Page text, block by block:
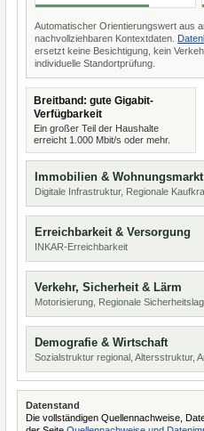
Automatischer Orientierungswert aus
nachvollziehbaren Kontextdaten.
ersetzt keine Besichtigung, kein
individuelle Standortprüfung.
Breitband: gute Gigabit-
Verfügbarkeit
Ein großer Teil der Haushalte
erreicht 1.000 Mbit/s oder mehr.
Immobilien & Wohnungsmarkt
Digitale Infrastruktur, Regionale
Erreichbarkeit & Versorgung
INKAR-Erreichbarkeit
Verkehr, Sicherheit & Lärm
Motorisierung, Regionale
Demografie & Wirtschaft
Sozialstruktur regional, Altersstruktur,
Datenstand
Die vollständigen Quellennachweise,